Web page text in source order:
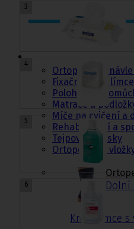
Ortopedie,
Ortopedické
Fixační krční límce
Polohovací
Matrace a
Míče na cvičení a
Rehabilitační a
Tejpovací pásky
Ortopedické
Dolní
Krční límce s
3
4
5
6